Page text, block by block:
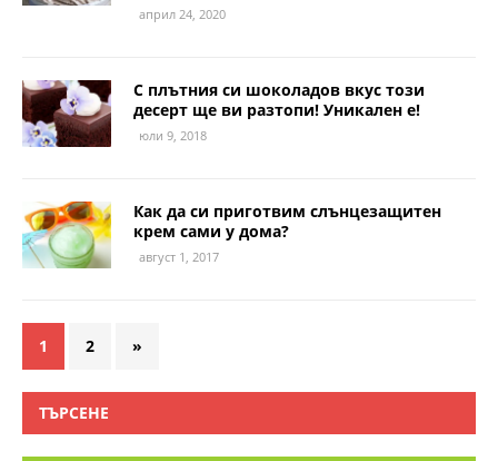
април 24, 2020
С плътния си шоколадов вкус този
десерт ще ви разтопи! Уникален е!
юли 9, 2018
Как да си приготвим слънцезащитен
крем сами у дома?
август 1, 2017
1 2 »
ТЪРСЕНЕ